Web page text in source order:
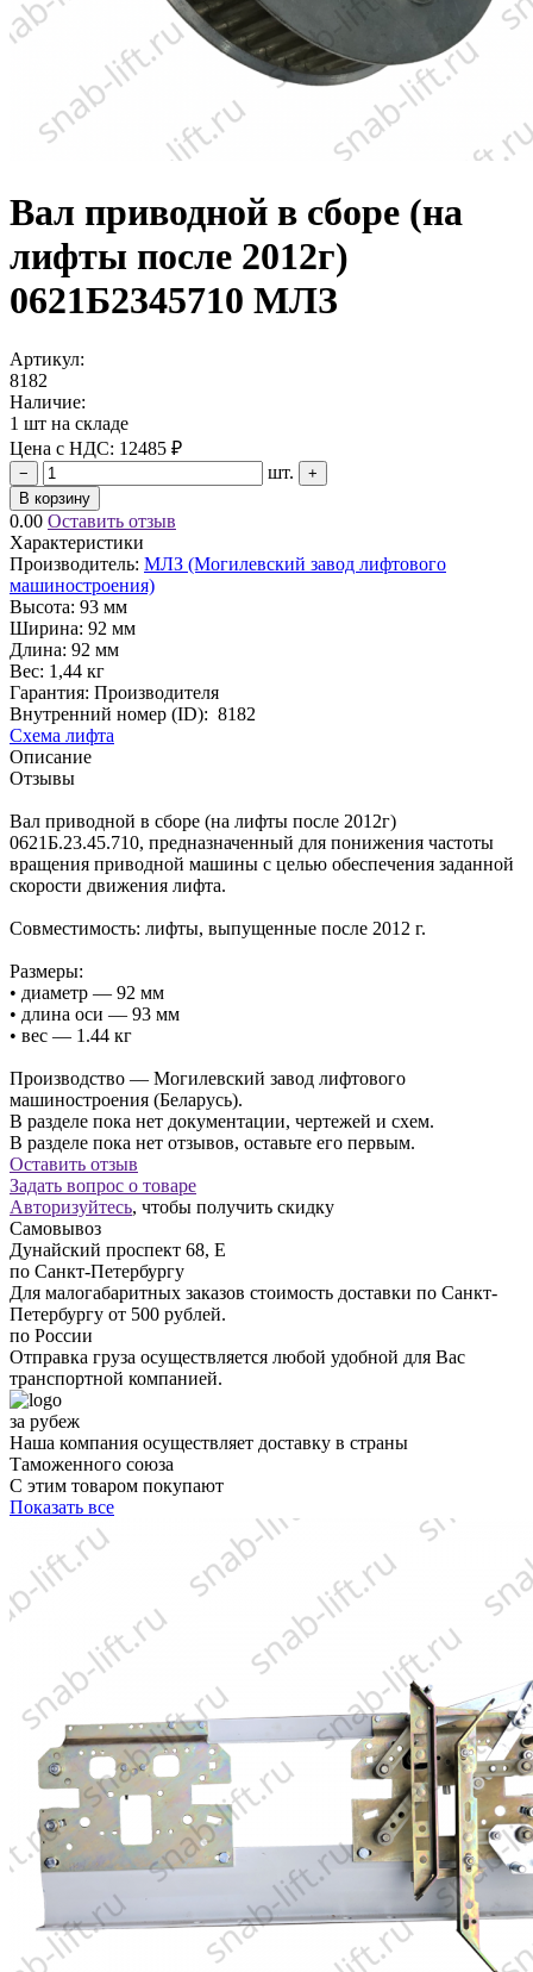
Вал приводной в сборе (на
лифты после 2012г)
0621Б2345710 МЛЗ
Артикул:
8182
Наличие:
1 шт на складе
Цена с НДС: 12485 ₽
− шт.
+
В корзину
0.00 Оставить отзыв
Характеристики
Производитель: МЛЗ (Могилевский завод лифтового
машиностроения)
Высота: 93 мм
Ширина: 92 мм
Длина: 92 мм
Вес: 1,44 кг
Гарантия: Производителя
Внутренний номер (ID): 8182
Схема лифта
Описание
Отзывы
Вал приводной в сборе (на лифты после 2012г)
0621Б.23.45.710, предназначенный для понижения частоты
вращения приводной машины с целью обеспечения заданной
скорости движения лифта.
Совместимость: лифты, выпущенные после 2012 г.
Размеры:
• диаметр — 92 мм
• длина оси — 93 мм
• вес — 1.44 кг
Производство — Могилевский завод лифтового
машиностроения (Беларусь).
В разделе пока нет документации, чертежей и схем.
В разделе пока нет отзывов, оставьте его первым.
Оставить отзыв
Задать вопрос о товаре
Авторизуйтесь, чтобы получить скидку
Самовывоз
Дунайский проспект 68, Е
по Санкт-Петербургу
Для малогабаритных заказов стоимость доставки по Санкт-
Петербургу от 500 рублей.
по России
Отправка груза осуществляется любой удобной для Вас
транспортной компанией.
за рубеж
Наша компания осуществляет доставку в страны
Таможенного союза
С этим товаром покупают
Показать все